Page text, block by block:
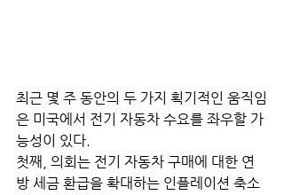
최근 몇 주 동안의 두 가지 획기적인 움직임
은 미국에서 전기 자동차 수요를 좌우할 가
능성이 있다.
첫째, 의회는 전기 자동차 구매에 대한 연
방 세금 환급을 확대하는 인플레이션 축소